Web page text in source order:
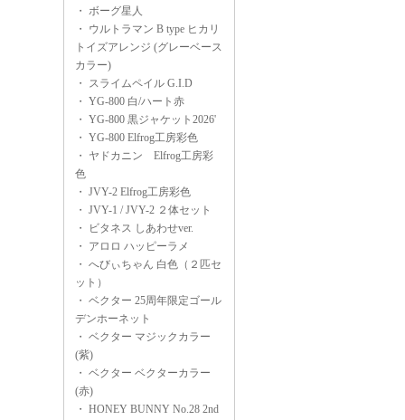
・ ボーグ星人
・ ウルトラマン B type ヒカリ
トイズアレンジ (グレーベース
カラー)
・ スライムペイル G.I.D
・ YG-800 白/ハート赤
・ YG-800 黒ジャケット2026'
・ YG-800 Elfrog工房彩色
・ ヤドカニン Elfrog工房彩
色
・ JVY-2 Elfrog工房彩色
・ JVY-1 / JVY-2 ２体セット
・
ビタネス しあわせver.
・ アロロ ハッピーラメ
・ へびぃちゃん 白色（２匹セ
ット）
・ ベクター 25周年限定ゴール
デンホーネット
・ ベクター マジックカラー
(紫)
・ ベクター ベクターカラー
(赤)
・ HONEY BUNNY No.28 2nd